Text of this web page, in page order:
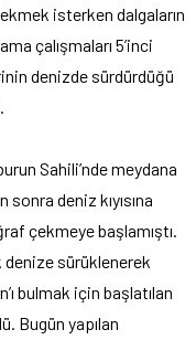
isterken dalgaların
çalışmaları 5’inci
denizde sürdürdüğü
Sahili’nde meydana
deniz kıyısına
çekmeye başlamıştı.
denize sürüklenerek
bulmak için başlatılan
Bugün yapılan